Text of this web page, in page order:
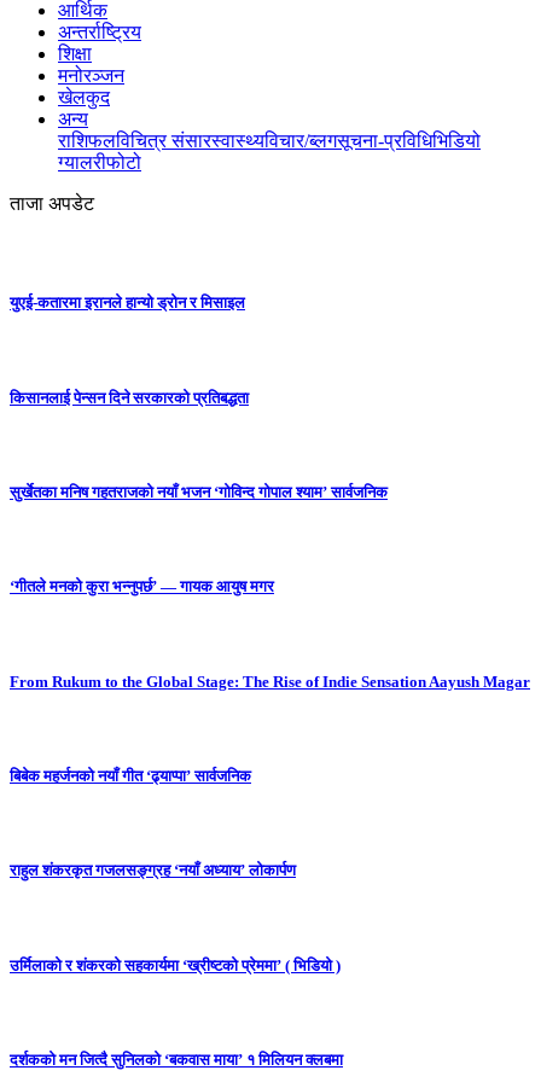
आर्थिक
अन्तर्राष्ट्रिय
शिक्षा
मनोरञ्जन
खेलकुद
अन्य
राशिफलविचित्र संसारस्वास्थ्यविचार/ब्लगसूचना-प्रविधिभिडियो
ग्यालरीफोटो
ताजा अपडेट
युएई-कतारमा इरानले हान्यो ड्रोन र मिसाइल
किसानलाई पेन्सन दिने सरकारको प्रतिबद्धता
सुर्खेतका मनिष गहतराजको नयाँ भजन ‘गोविन्द गोपाल श्याम’ सार्वजनिक
‘गीतले मनको कुरा भन्नुपर्छ’ — गायक आयुष मगर
From Rukum to the Global Stage: The Rise of Indie Sensation Aayush Magar
बिबेक महर्जनको नयाँ गीत ‘ढ्याप्पा’ सार्वजनिक
राहुल शंकरकृत गजलसङ्ग्रह ‘नयाँ अध्याय’ लोकार्पण
उर्मिलाको र शंकरको सहकार्यमा ‘ख्रीष्टको प्रेममा’ ( भिडियो )
दर्शकको मन जित्दै सुनिलको ‘बकवास माया’ १ मिलियन क्लबमा